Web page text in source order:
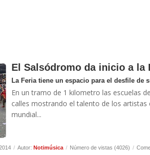
El Salsódromo da inicio a la
La Feria tiene un espacio para el desfile de
En un tramo de 1 kilometro las escuelas
calles mostrando el talento de los
mundial...
/ Autor: Notimúsica / Número de vistas (4026) /